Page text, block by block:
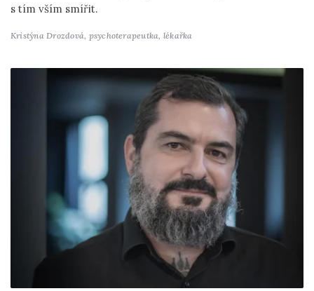
s tím vším smířit.
Kristýna Drozdová, psychoterapeutka, lékařka